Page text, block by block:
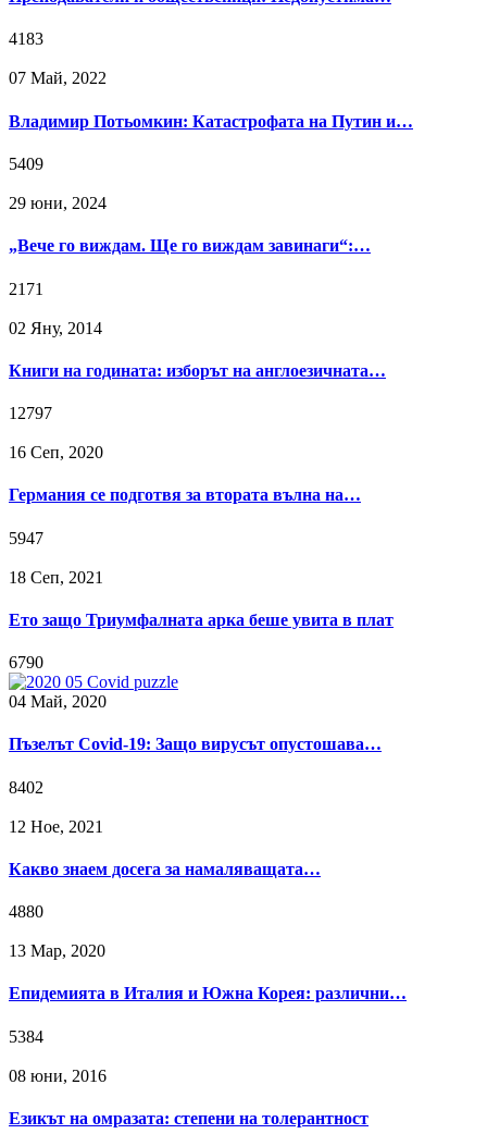
4183
07 Май, 2022
Владимир Потьомкин: Катастрофата на Путин и…
5409
29 юни, 2024
„Вече го виждам. Ще го виждам завинаги“:…
2171
02 Яну, 2014
Книги на годината: изборът на англоезичната…
12797
16 Сeп, 2020
Германия се подготвя за втората вълна на…
5947
18 Сeп, 2021
Ето защо Триумфалната арка беше увита в плат
6790
04 Май, 2020
Пъзелът Covid-19: Защо вирусът опустошава…
8402
12 Ное, 2021
Какво знаем досега за намаляващата…
4880
13 Мар, 2020
Епидемията в Италия и Южна Корея: различни…
5384
08 юни, 2016
Езикът на омразата: степени на толерантност